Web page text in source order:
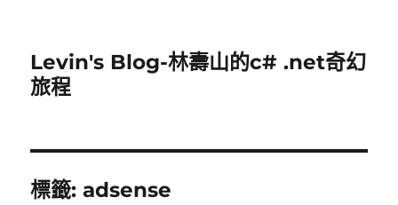
Levin's Blog-林壽山的c# .net奇幻
旅程
標籤:adsense